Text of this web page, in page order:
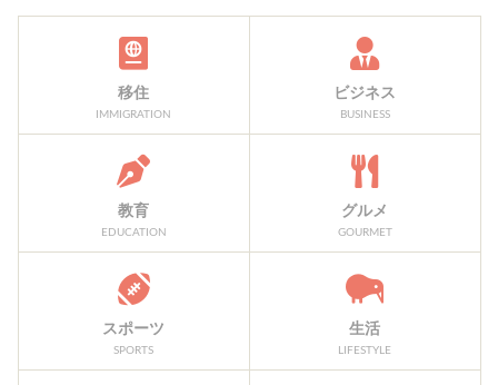
移住
IMMIGRATION
ビジネス
BUSINESS
教育
EDUCATION
グルメ
GOURMET
スポーツ
SPORTS
生活
LIFESTYLE